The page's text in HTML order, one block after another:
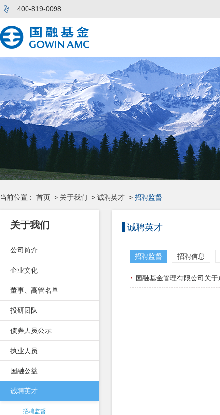
400-819-0098
当前位置： 首页 > 关于我们 > 诚聘英才 > 招聘监督
关于我们
公司简介
企业文化
董事、高管名单
投研团队
债券人员公示
执业人员
国融公益
诚聘英才
招聘监督
诚聘英才
招聘监督 招聘信息
· 国融基金管理有限公司关